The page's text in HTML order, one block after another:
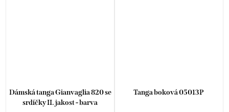
Dámská tanga Gianvaglia 820 se
srdíčky II. jakost - barva
Tanga boková 05013P